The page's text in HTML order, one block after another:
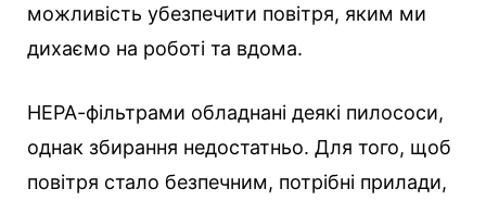
можливість убезпечити повітря, яким ми
дихаємо на роботі та вдома.
НЕРА-фільтрами обладнані деякі пилососи,
однак збирання недостатньо. Для того, щоб
повітря стало безпечним, потрібні прилади,